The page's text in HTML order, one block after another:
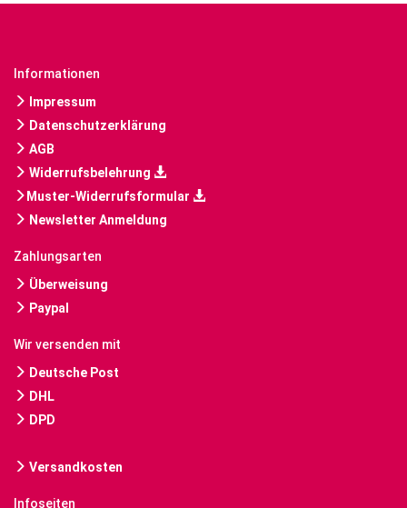
Informationen
Impressum
Datenschutzerklärung
AGB
Widerrufsbelehrung
Muster-Widerrufsformular
Newsletter Anmeldung
Zahlungsarten
Überweisung
Paypal
Wir versenden mit
Deutsche Post
DHL
DPD
Versandkosten
Infoseiten